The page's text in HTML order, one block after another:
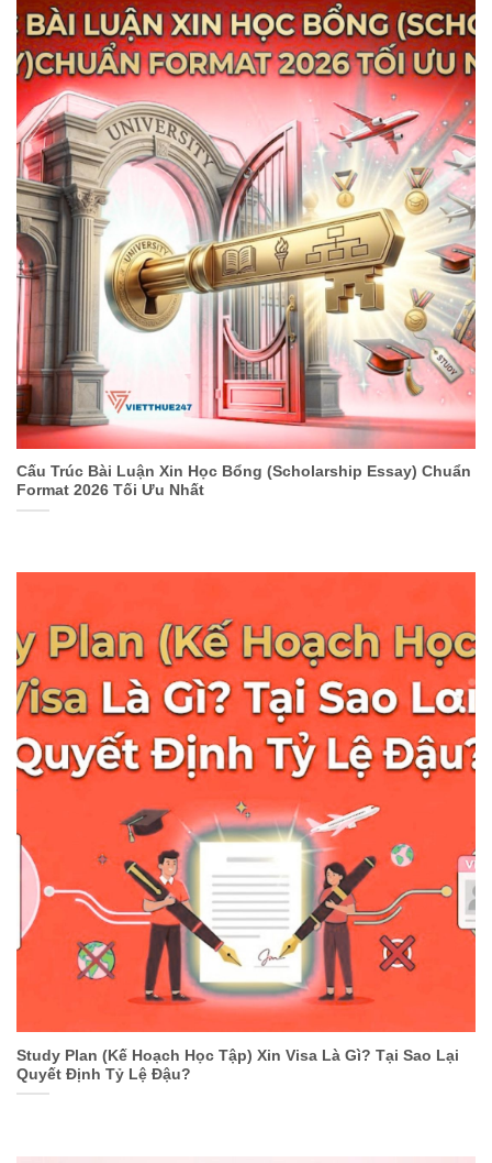
Cấu Trúc Bài Luận Xin Học Bổng (Scholarship Essay) Chuẩn
Format 2026 Tối Ưu Nhất
Study Plan (Kế Hoạch Học Tập) Xin Visa Là Gì? Tại Sao Lại
Quyết Định Tỷ Lệ Đậu?